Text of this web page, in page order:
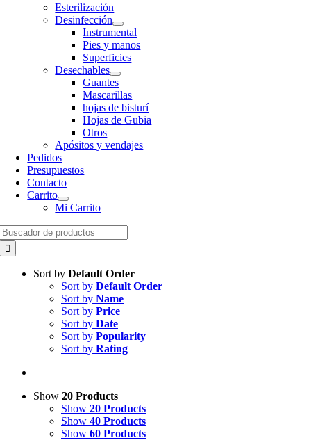
Esterilización
Desinfección
Instrumental
Pies y manos
Superficies
Desechables
Guantes
Mascarillas
hojas de bisturí
Hojas de Gubia
Otros
Apósitos y vendajes
Pedidos
Presupuestos
Contacto
Carrito
Mi Carrito
Sort by Default Order
Sort by Default Order
Sort by Name
Sort by Price
Sort by Date
Sort by Popularity
Sort by Rating
Show 20 Products
Show 20 Products
Show 40 Products
Show 60 Products